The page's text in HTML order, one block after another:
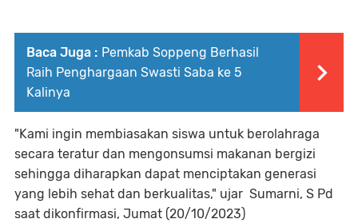
Baca Juga : Pemkab Soppeng Berhasil
Raih Penghargaan Swasti Saba ke 5
Kalinya
"Kami ingin membiasakan siswa untuk berolahraga
secara teratur dan mengonsumsi makanan bergizi
sehingga diharapkan dapat menciptakan generasi
yang lebih sehat dan berkualitas," ujar Sumarni, S Pd
saat dikonfirmasi, Jumat (20/10/2023)